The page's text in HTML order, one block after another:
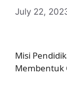
July 22,
Misi
Membentuk